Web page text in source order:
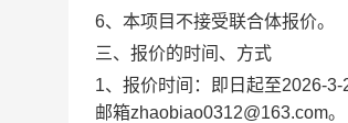
6、 本项目不接受联合体报价。
三、报价的时间、方式
1、报价时间：即日起至2026-3-
邮箱zhaobiao0312@163.com。